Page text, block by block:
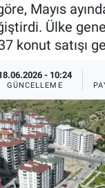
Mayıs
Ülke
konut satışı
- 10:24
GÜNCELLEME
Mesaj
Mesaj